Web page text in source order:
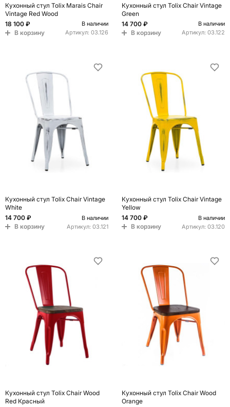
Кухонный стул Tolix Marais Chair
Vintage Red Wood
18 100 ₽
В наличии
В корзину Артикул: 03.126
Кухонный стул Tolix Chair Vintage
Green
14 700 ₽
В наличии
В корзину Артикул: 03.122
Кухонный стул Tolix Chair Vintage
White
14 700 ₽
В наличии
В корзину Артикул: 03.121
Кухонный стул Tolix Chair Vintage
Yellow
14 700 ₽
В наличии
В корзину Артикул: 03.120
Кухонный стул Tolix Chair Wood
Red Красный
Кухонный стул Tolix Chair Wood
Orange